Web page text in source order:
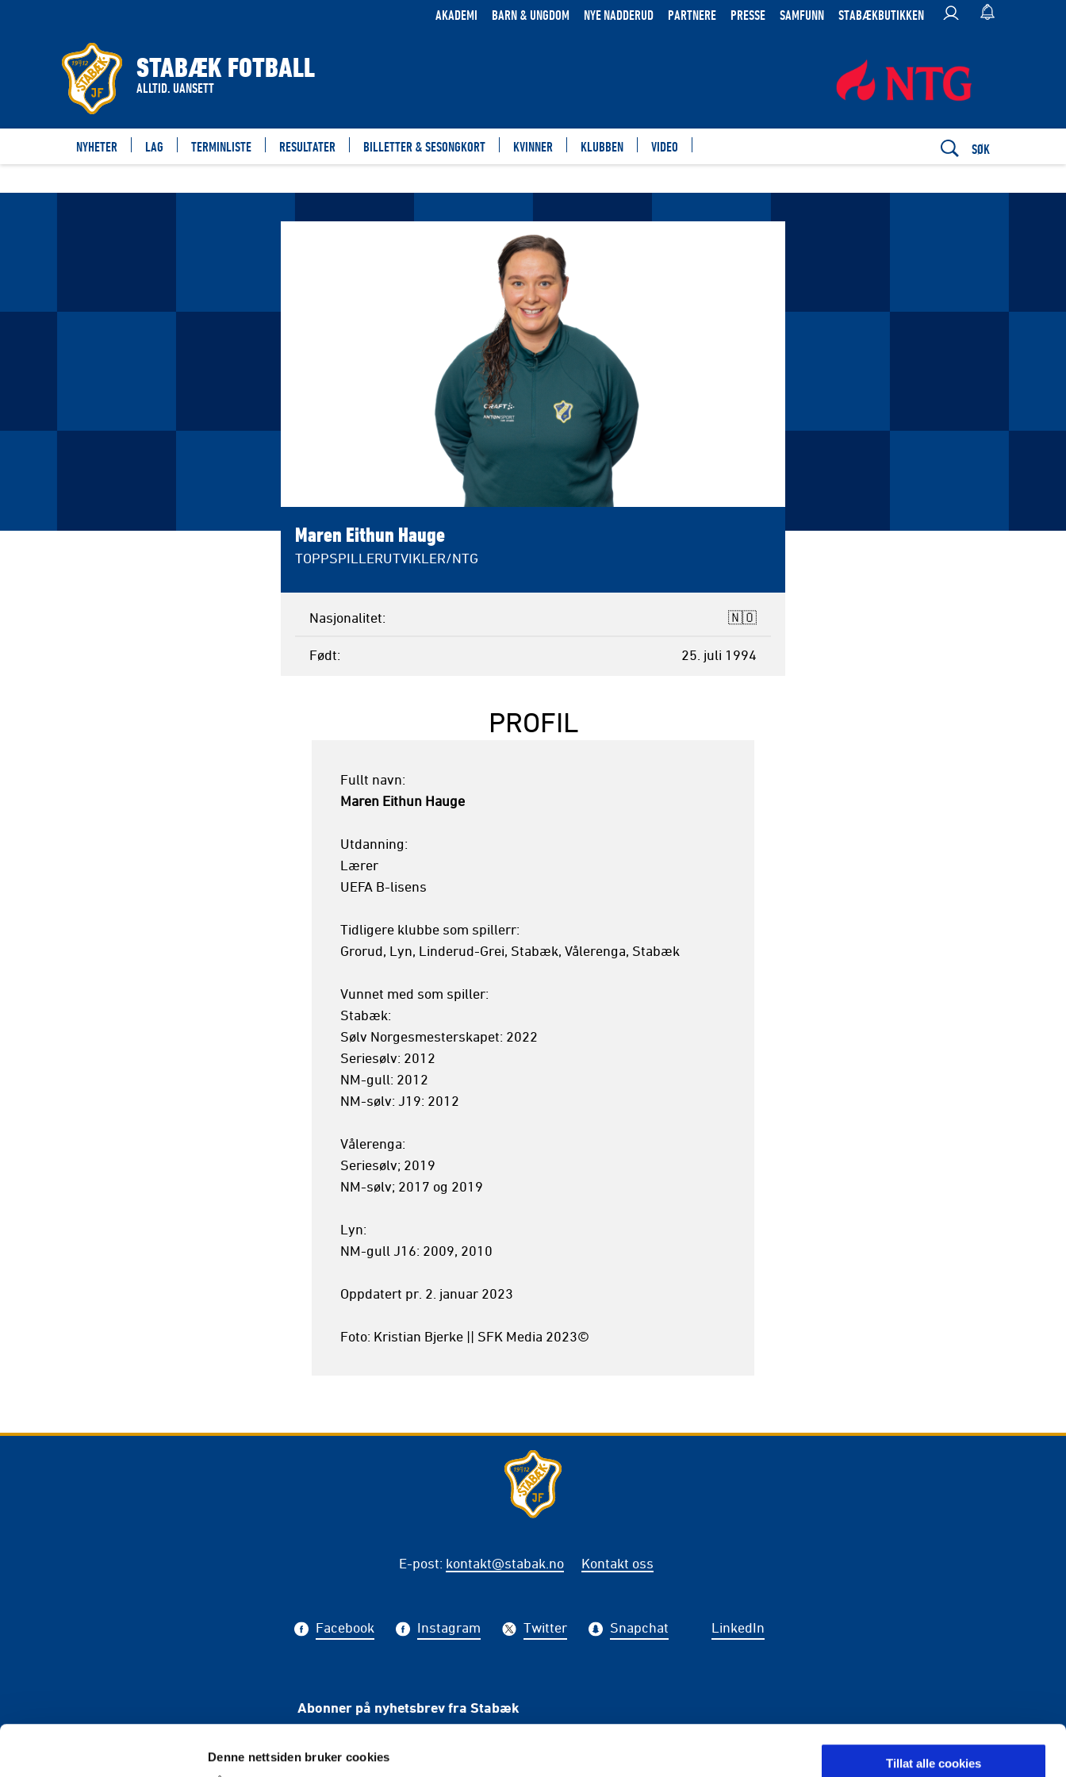
Denne nettsiden bruker cookies
Tillat alle cookies
AKADEMI BARN & UNGDOM NYE NADDERUD PARTNERE PRESSE SAMFUNN STABÆKBUTIKKEN
STABÆK FOTBALL
ALLTID. UANSETT
NYHETER LAG TERMINLISTE RESULTATER BILLETTER & SESONGKORT KVINNER KLUBBEN VIDEO SØK
Maren Eithun Hauge
TOPPSPILLERUTVIKLER/NTG
Nasjonalitet 🇳🇴
Født 25. juli 1994
PROFIL
Maren Eithun Hauge
Utdanning:
Lærer
UEFA B-lisens
Tidligere klubbe som spillerr:
Grorud, Lyn, Linderud-Grei, Stabæk, Vålerenga, Stabæk
Vunnet med som spiller:
Stabæk:
Sølv Norgesmesterskapet: 2022
Seriesølv: 2012
NM-gull: 2012
NM-sølv: J19: 2012
Vålerenga:
Seriesølv; 2019
NM-sølv; 2017 og 2019
Lyn:
NM-gull J16: 2009, 2010
Oppdatert pr. 2. januar 2023
Foto: Kristian Bjerke || SFK Media 2023©
E-post: kontakt@stabak.no Kontakt oss
Facebook Instagram Twitter Snapchat LinkedIn
Abonner på nyhetsbrev fra Stabæk